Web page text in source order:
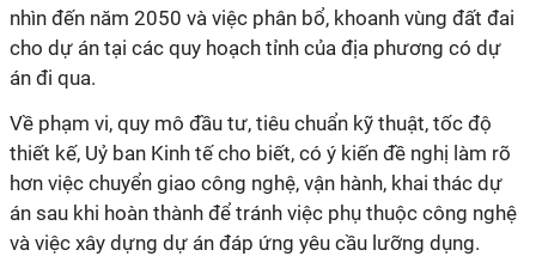
nhìn đến năm 2050 và việc phân bổ, khoanh vùng đất đai
cho dự án tại các quy hoạch tỉnh của địa phương có dự
án đi qua.
Về phạm vi, quy mô đầu tư, tiêu chuẩn kỹ thuật, tốc độ
thiết kế, Uỷ ban Kinh tế cho biết, có ý kiến đề nghị làm rõ
hơn việc chuyển giao công nghệ, vận hành, khai thác dự
án sau khi hoàn thành để tránh việc phụ thuộc công nghệ
và việc xây dựng dự án đáp ứng yêu cầu lưỡng dụng.